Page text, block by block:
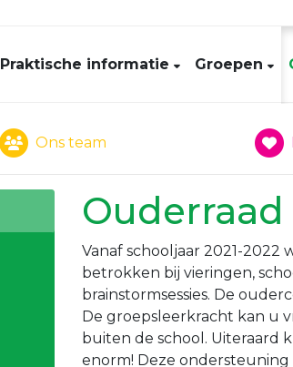
Praktische informatie Groepen
Ons team
Ouderraad
Vanaf schooljaar 2021-
betrokken bij vieringen,
brainstormsessies. De
De groepsleerkracht kan u
buiten de school. Uiteraard
enorm! Deze